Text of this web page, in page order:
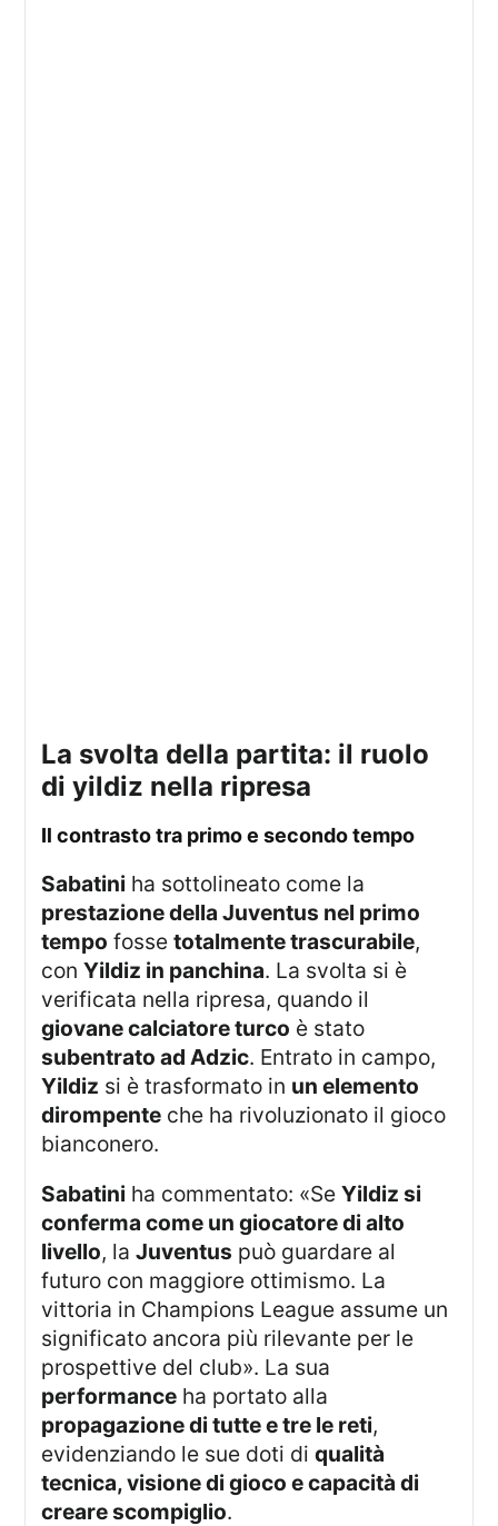
la svolta della partita: il ruolo
di yildiz nella ripresa
il contrasto tra primo e secondo tempo
Sabatini ha sottolineato come la
prestazione della Juventus nel primo
tempo fossetotalmente trascurabile,
conYildiz in panchina. La svolta si è
verificata nella ripresa, quando il
giovane calciatore turco è stato
subentrato ad Adzic. Entrato in campo,
Yildiz si è trasformato in un elemento
dirompente che ha rivoluzionato il gioco
bianconero.
Sabatini ha commentato: «SeYildiz si
conferma come un giocatore di alto
livello, laJuventus può guardare al
futuro con maggiore ottimismo. La
vittoria in Champions League assume un
significato ancora più rilevante per le
prospettive del club». La sua
performance ha portato alla
propagazione di tutte e tre le reti,
evidenziando le sue doti diqualità
tecnica, visione di gioco e capacità di
creare scompiglio.